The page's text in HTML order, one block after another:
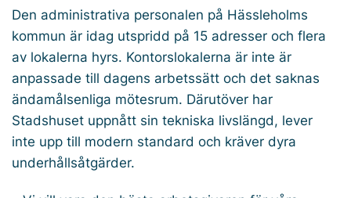
Den administrativa personalen på Hässleholms
kommun är idag utspridd på 15 adresser och flera
av lokalerna hyrs. Kontorslokalerna är inte är
anpassade till dagens arbetssätt och det saknas
ändamålsenliga mötesrum. Därutöver har
Stadshuset uppnått sin tekniska livslängd, lever
inte upp till modern standard och kräver dyra
underhållsåtgärder.